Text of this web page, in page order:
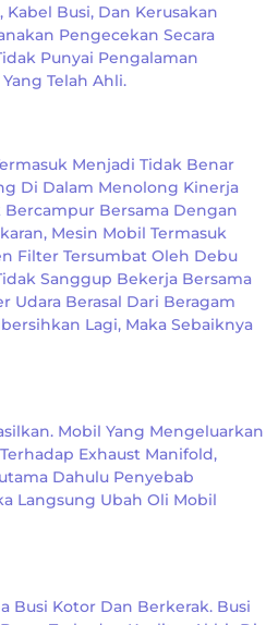
Busi, Dan Kerusakan
Pengecekan Secara
Punyai Pengalaman
Telah Ahli.
Menjadi Tidak Benar
Di Dalam Menolong Kinerja
Bercampur Bersama Dengan
Mesin Mobil Termasuk
Filter Tersumbat Oleh Debu
Sanggup Bekerja Bersama
Udara Berasal Dari Beragam
Lagi, Maka Sebaiknya
Mobil Yang Mengeluarkan
Exhaust Manifold,
Dahulu Penyebab
Langsung Ubah Oli Mobil
Busi Kotor Dan Berkerak. Busi